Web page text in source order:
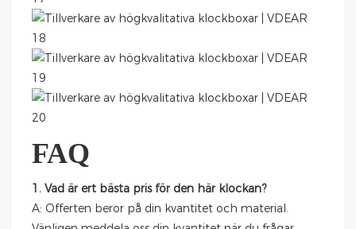
FAQ
1. Vad är ert bästa pris för den här klockan?
A: Offerten beror på din kvantitet och material.